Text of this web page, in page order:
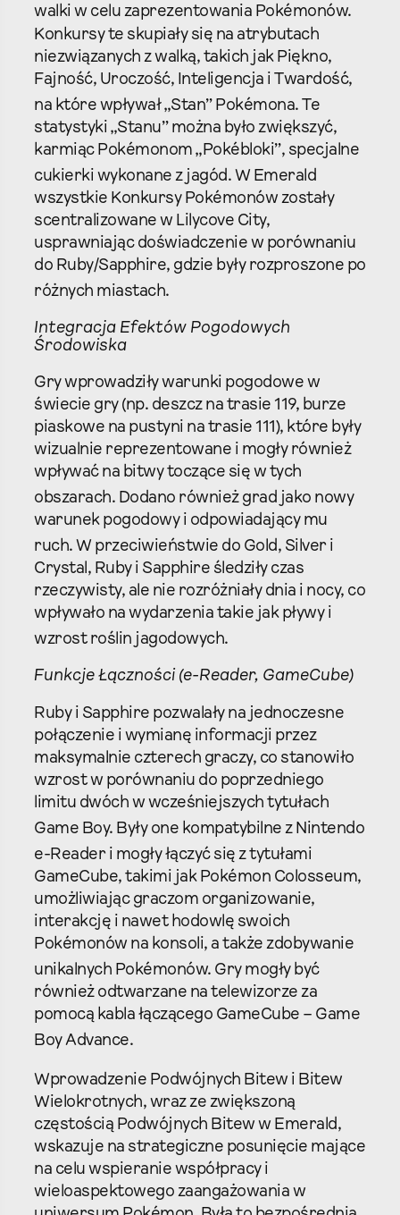
walki w celu zaprezentowania Pokémonów.
Konkursy te skupiały się na atrybutach
niezwiązanych z walką, takich jak Piękno,
Fajność, Uroczość, Inteligencja i Twardość,
na które wpływał „Stan” Pokémona. Te
statystyki „Stanu” można było zwiększyć,
karmiąc Pokémonom „Pokébloki”, specjalne
cukierki wykonane z jagód. W Emerald
wszystkie Konkursy Pokémonów zostały
scentralizowane w Lilycove City,
usprawniając doświadczenie w porównaniu
do Ruby/Sapphire, gdzie były rozproszone po
różnych miastach.
Integracja Efektów Pogodowych
Środowiska
Gry wprowadziły warunki pogodowe w
świecie gry (np. deszcz na trasie 119, burze
piaskowe na pustyni na trasie 111), które były
wizualnie reprezentowane i mogły również
wpływać na bitwy toczące się w tych
obszarach. Dodano również grad jako nowy
warunek pogodowy i odpowiadający mu
ruch. W przeciwieństwie do Gold, Silver i
Crystal, Ruby i Sapphire śledziły czas
rzeczywisty, ale nie rozróżniały dnia i nocy, co
wpływało na wydarzenia takie jak pływy i
wzrost roślin jagodowych.
Funkcje Łączności (e-Reader, GameCube)
Ruby i Sapphire pozwalały na jednoczesne
połączenie i wymianę informacji przez
maksymalnie czterech graczy, co stanowiło
wzrost w porównaniu do poprzedniego
limitu dwóch w wcześniejszych tytułach
Game Boy. Były one kompatybilne z Nintendo
e-Reader i mogły łączyć się z tytułami
GameCube, takimi jak Pokémon Colosseum,
umożliwiając graczom organizowanie,
interakcję i nawet hodowlę swoich
Pokémonów na konsoli, a także zdobywanie
unikalnych Pokémonów. Gry mogły być
również odtwarzane na telewizorze za
pomocą kabla łączącego GameCube – Game
Boy Advance.
Wprowadzenie Podwójnych Bitew i Bitew
Wielokrotnych, wraz ze zwiększoną
częstością Podwójnych Bitew w Emerald,
wskazuje na strategiczne posunięcie mające
na celu wspieranie współpracy i
wieloaspektowego zaangażowania w